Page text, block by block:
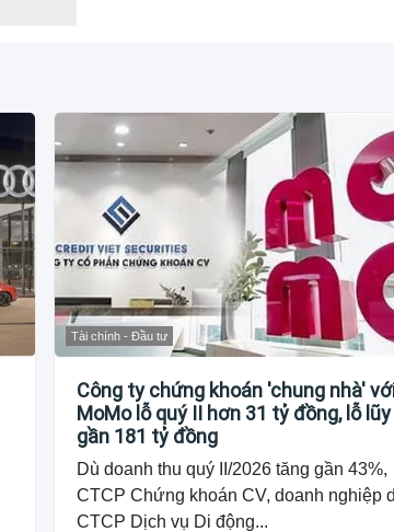
Tài chính - Đầu tư
Công ty chứng khoán 'chung nhà'
MoMo lỗ quý II hơn 31 tỷ đồng, lỗ
gần 181 tỷ đồng
Dù doanh thu quý II/2026 tăng gần 43%,
CTCP Chứng khoán CV, doanh nghiệp
CTCP Dịch vụ Di động...